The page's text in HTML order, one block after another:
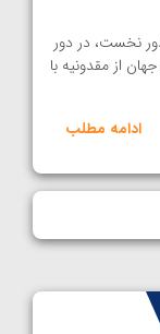
نخست، در دور
از مقدونیه با
ادامه مطلب